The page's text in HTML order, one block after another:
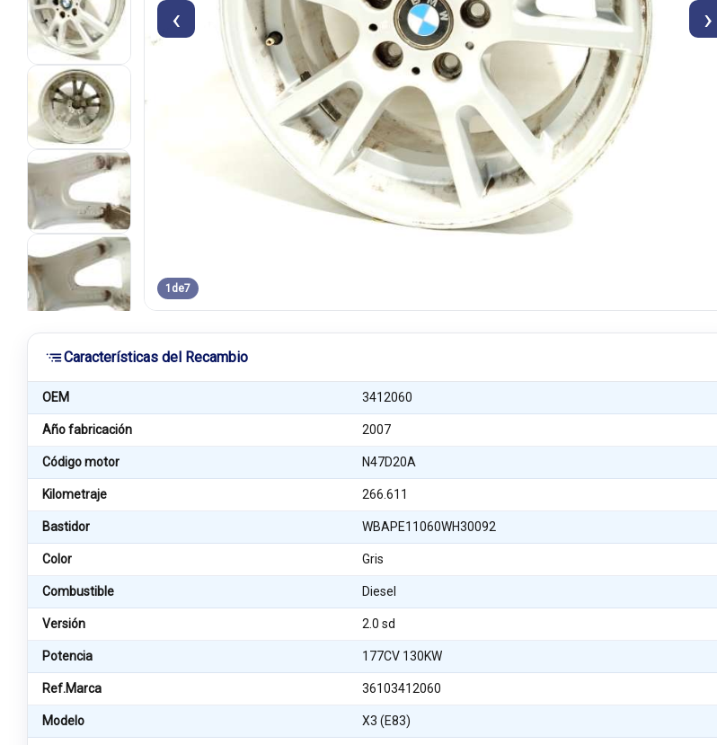
‹ ›
1 de7
Características del Recambio
OEM 3412060
Año fabricación 2007
Código motor N47D20A
Kilometraje 266.611
Bastidor WBAPE11060WH30092
Color Gris
Combustible Diesel
Versión 2.0 sd
Potencia 177CV 130KW
Ref.Marca 36103412060
Modelo X3 (E83)